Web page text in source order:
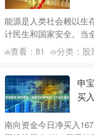
能源是人类社会赖以生
计民生和国家安全。当
涌向新能源，中国承担
能源绿色转....
查看： 81 分类： 股
申
买
南向资金今日净买入